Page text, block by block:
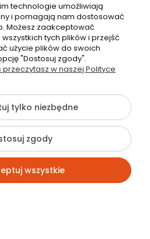
transmisji dźwięku
C, czarny
technologie umożliwiają
i pomagają nam dostosować
Możesz zaakceptować
tych plików i przejść
użycie plików do swoich
"Dostosuj zgody".
w naszej Polityce
tylko niezbędne
zgody
wszystkie
unikalnych ofert, oraz
Zapisz się